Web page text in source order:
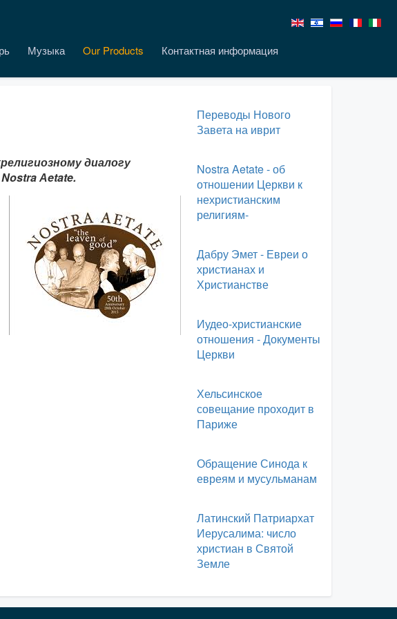
Музыка Our Products Контактная информация
диалогу
Аetate.
Переводы Нового
Завета на иврит
Nostra Aetate - об
отношении Церкви к
нехристианским
религиям-
Дабру Эмет - Евреи о
христианах и
Христианстве
Иудео-христианские
отношения - Документы
Церкви
Хельсинское
совещание проходит в
Париже
Обращение Синода к
евреям и мусульманам
Латинский Патриархат
Иерусалима: число
христиан в Святой
Земле